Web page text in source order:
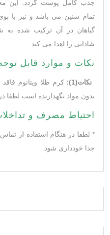
جذب کامل پوست گردد. این
تمام سنین می باشد و نیز با
گیاهان در آن ترکیب شده
شادابی را اهدا می کند.
نکات و موارد قابل
نکات(1):
کرم طلا ویتانوم
بدون مواد نگهدارنده است لطفا
احتیاط مصرف و
* لطفا در هنگام استفاده از
جدا خودداری شود.